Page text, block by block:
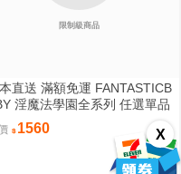
X
限制級商品
直送 滿額免運 FANTASTICB
淫魔法學園全系列 任選單品
位學妹豪華全套組 疾風雷神
1560